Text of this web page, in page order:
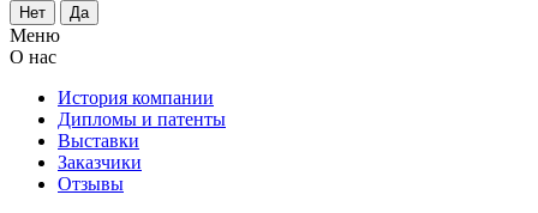
Нет Да
Меню
О нас
История компании
Дипломы и патенты
Выставки
Заказчики
Отзывы